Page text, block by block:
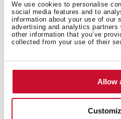
We use cookies to personalise
social media features and to
information about your use of our
advertising and analytics partners
other information that you’ve
collected from your use of their
Allow
Complementos de
Teka prevemos esa
Teka fabricados y diseñados
siempre la máxima calidad.